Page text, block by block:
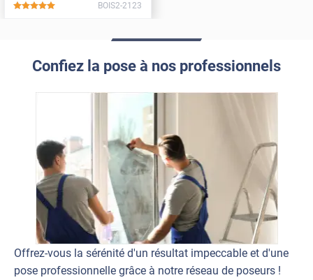
*****
BOIS2-2123
Confiez la pose à nos professionnels
Offrez-vous la sérénité d'un résultat impeccable et d'une
pose professionnelle grâce à notre réseau de poseurs !